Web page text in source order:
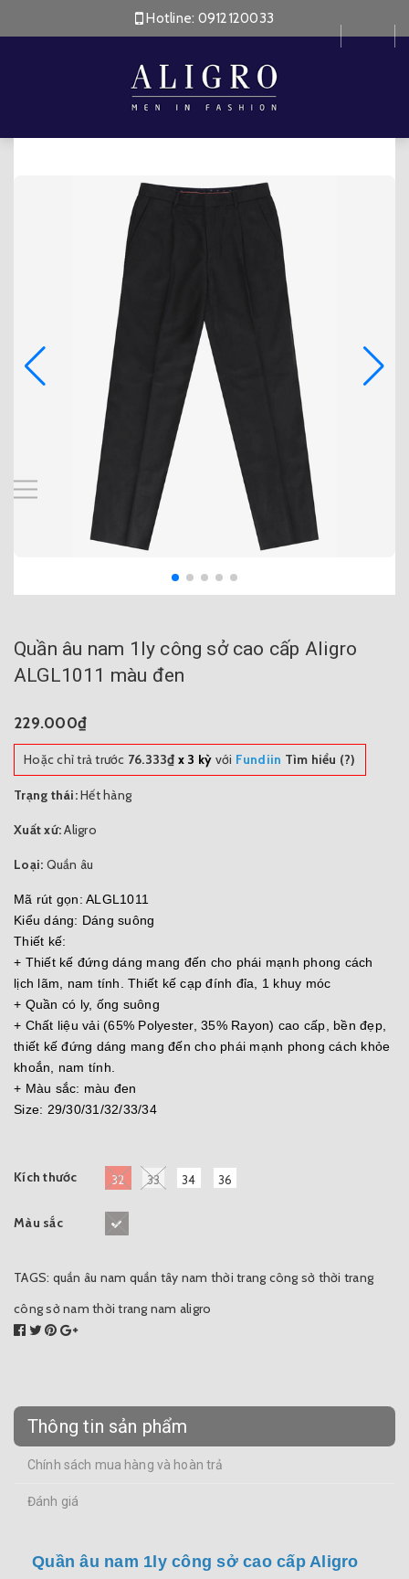
Hotline: 0912120033
Quần âu nam 1ly công sở cao cấp Aligro
ALGL1011 màu đen
229.000₫
Hoặc chỉ trả trước 76.333₫ x 3 kỳ với Fundiin Tìm hiểu (?)
Trạng thái:Hết hàng
Xuất xứ:Aligro
Loại: Quần âu
Mã rút gọn: ALGL1011
Kiểu dáng: Dáng suông
Thiết kế:
+ Thiết kế đứng dáng mang đến cho phái mạnh phong cách
lịch lãm, nam tính. Thiết kế cạp đính đỉa, 1 khuy móc
+ Quần có ly, ống suông
+ Chất liệu vải (65% Polyester, 35% Rayon) cao cấp, bền đẹp,
thiết kế đứng dáng mang đến cho phái mạnh phong cách khỏe
khoắn, nam tính.
+ Màu sắc: màu đen
Size: 29/30/31/32/33/34
Kích thước 32 33 34 36
Màu sắc
TAGS: quần âu nam quần tây nam thời trang công sở thời trang
công sở nam thời trang nam aligro
Thông tin sản phẩm
Chính sách mua hàng và hoàn trả
Đánh giá
Quần âu nam 1ly công sở cao cấp Aligro